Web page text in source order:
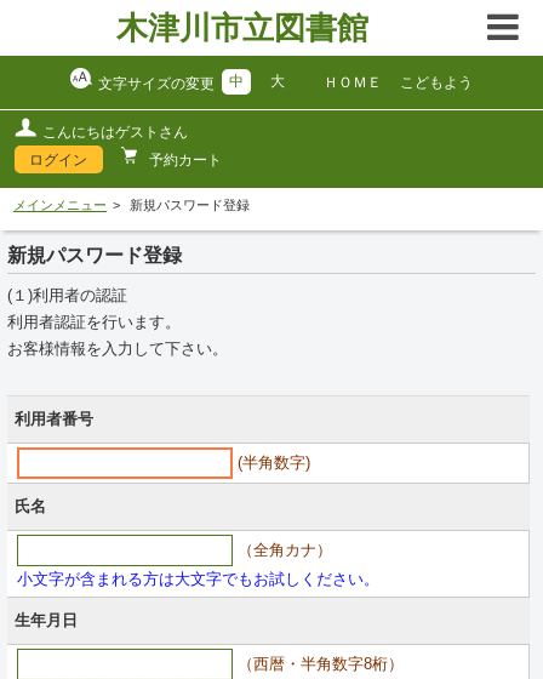
木津川市立図書館
文字サイズの変更 中 大 ＨＯＭＥ こどもよう
こんにちはゲストさん
ログイン
予約カート
メインメニュー 新規パスワード登録
新規パスワード登録
(１)利用者の認証
利用者認証を行います。
お客様情報を入力して下さい。
利用者番号
(半角数字)
氏名
（全角カナ）
小文字が含まれる方は大文字でもお試しください。
生年月日
（西暦・半角数字8桁）